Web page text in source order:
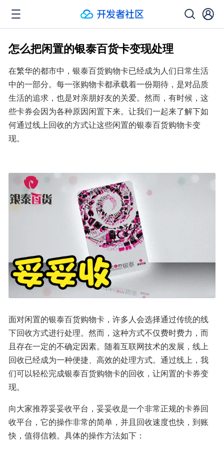
怎么把闲置的银泰百货卡变现处理
在繁华的都市中，银泰百货购物卡已经成为人们日常生活
中的一部分。每一张购物卡都承载着一份期待，是对品质
生活的追求，也是对亲朋好友的关爱。然而，有时候，这
些卡券会因为各种原因闲置下来。让我们一起来了解下如
何通过线上回收的方式让这些闲置的银泰百货购物卡变
现。
面对闲置的银泰百货购物卡，许多人会选择通过传统的线
下回收方式进行处理。然而，这种方式不仅费时费力，而
且存在一定的不确定因素。随着互联网技术的发展，线上
回收已经成为一种便捷、高效的处理方式。通过线上，我
们可以轻松完成银泰百货购物卡的回收，让闲置的卡券变
现。
向大家推荐妥妥收平台，妥妥收是一个非常正规的卡券回
收平台，它的操作非常的简单，并且回收速度也快，到账
快，值得信赖。具体的操作方法如下：